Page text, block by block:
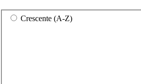
Crescente (A-Z)